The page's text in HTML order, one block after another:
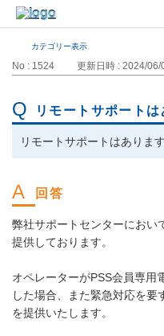
カテゴリー表示
No : 1524 更新日時 : 2024/06/
リモートサポートは
リモートサポートはありま
弊社サポートセンターにおい
提供しております。
オペレーターがPSS会員専用
した場合、また緊急対応を要
を提供いたします。